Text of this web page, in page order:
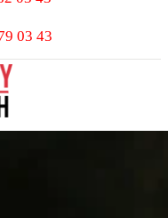
03 43